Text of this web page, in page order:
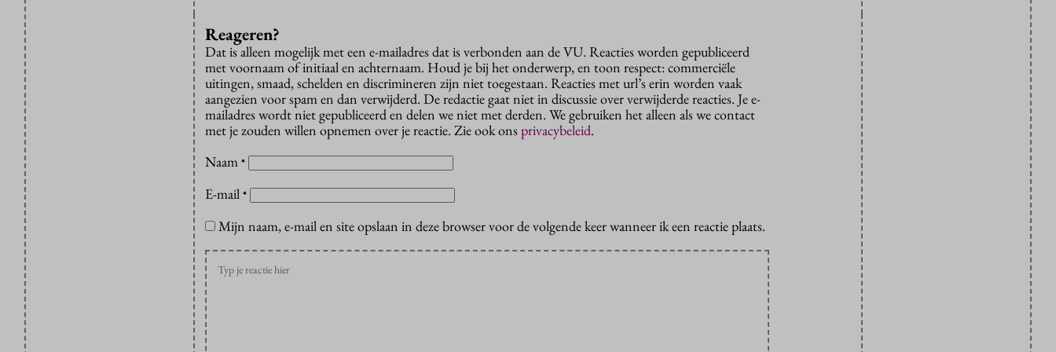
Reageren?
Dat is alleen mogelijk met een e-mailadres dat is verbonden aan de VU. Reacties worden gepubliceerd
met voornaam of initiaal en achternaam. Houd je bij het onderwerp, en toon respect: commerciële
uitingen, smaad, schelden en discrimineren zijn niet toegestaan. Reacties met url’s erin worden vaak
aangezien voor spam en dan verwijderd. De redactie gaat niet in discussie over verwijderde reacties. Je e-
mailadres wordt niet gepubliceerd en delen we niet met derden. We gebruiken het alleen als we contact
met je zouden willen opnemen over je reactie. Zie ook onsprivacybeleid.
Naam *
E-mail *
Mijn naam, e-mail en site opslaan in deze browser voor de volgende keer wanneer ik een reactie plaats.